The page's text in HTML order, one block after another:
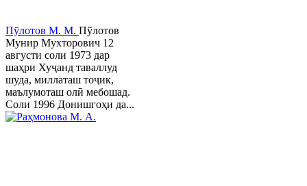
Пӯлотов М. М. Пўлотов
Мунир Мухторович 12
августи соли 1973 дар
шаҳри Хуҷанд таваллуд
шуда, миллаташ тоҷик,
маълумоташ олӣ мебошад.
Соли 1996 Донишгоҳи да...